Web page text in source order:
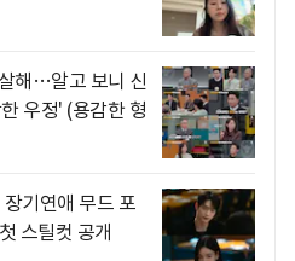
해…알고 보니 신
우정' (용감한 형
기연애 무드 포
스틸컷 공개